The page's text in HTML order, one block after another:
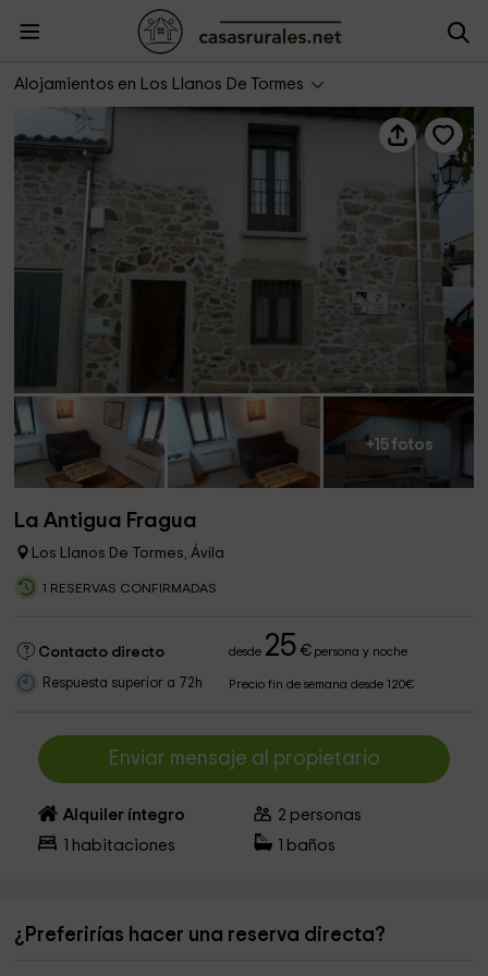
Alojamientos en Los Llanos De Tormes
+15 fotos
La Antigua Fragua
Los Llanos De Tormes, Ávila
1 RESERVAS CONFIRMADAS
Contacto directo desde 25 €persona y noche
Respuesta superior a 72h Precio fin de semana desde 120€
Enviar mensaje al propietario
Alquiler íntegro 2 personas
habitaciones baños
¿Preferirías hacer una reserva directa?